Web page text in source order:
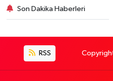
Son Dakika Haberleri
RSS